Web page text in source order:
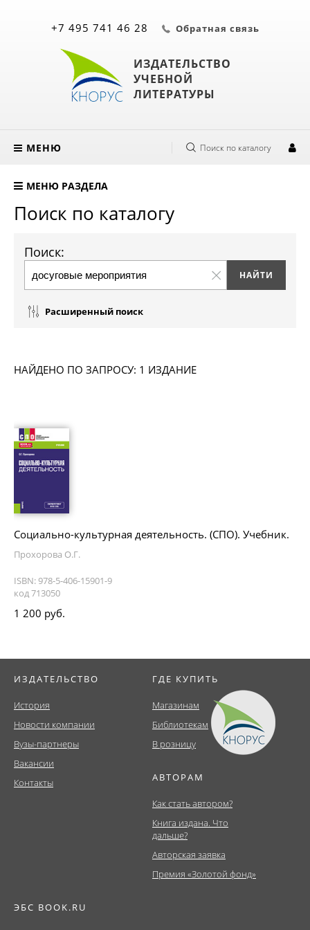
ИЗДАТЕЛЬСТВО
УЧЕБНОЙ
ЛИТЕРАТУРЫ
+7 495 741 46 28 Обратная связь
МЕНЮ Поиск по каталогу
МЕНЮ РАЗДЕЛА
Поиск по каталогу
Поиск:
Расширенный поиск
НАЙДЕНО ПО ЗАПРОСУ: 1 ИЗДАНИЕ
Социально-культурная деятельность. (СПО). Учебник.
Прохорова О.Г.
ISBN: 978-5-406-15901-9
код 713050
1 200 руб.
ИЗДАТЕЛЬСТВО
История
Новости компании
Вузы-партнеры
Вакансии
Контакты
ГДЕ КУПИТЬ
Магазинам
Библиотекам
В розницу
АВТОРАМ
Как стать автором?
Книга издана. Что
дальше?
Авторская заявка
Премия «Золотой фонд»
ЭБС BOOK.RU